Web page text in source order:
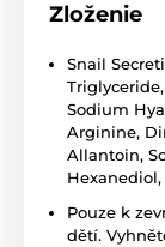
Zloženie
Snail
Sodium
Arginine,
Allantoin,
Pouze k
dětí.